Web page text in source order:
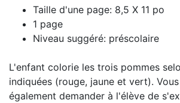
Taille d'une page: 8,5 X 11 po
1 page
Niveau suggéré: préscolaire
L'enfant colorie les trois pommes
indiquées (rouge, jaune et vert).
également demander à l'élève de